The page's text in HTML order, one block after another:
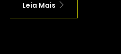
Leia Mais